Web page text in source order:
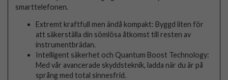
smarttelefonen.
Extremt kraftfull men ändå kompakt: Byggd liten för
att säkerställa din sömlösa åtkomst till resten av
instrumentbrädan.
Intelligent säkerhet och Quantum Boost Technology:
Med vår avancerade skyddsteknik, ladda när du är på
språng med total sinnesfrid.